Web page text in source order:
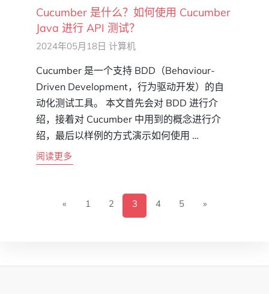
Cucumber 是什么？如何使用 Cucumber
Java 进行 API 测试？
2024年05月18日 计算机
Cucumber 是一个支持 BDD（Behaviour-
Driven Development，行为驱动开发）的自
动化测试工具。 本文首先会对 BDD 进行介
绍，接着对 Cucumber 中用到的概念进行介
绍，最后以样例的方式演示如何使用 …
阅读更多
« 1 2 3 4 5 »